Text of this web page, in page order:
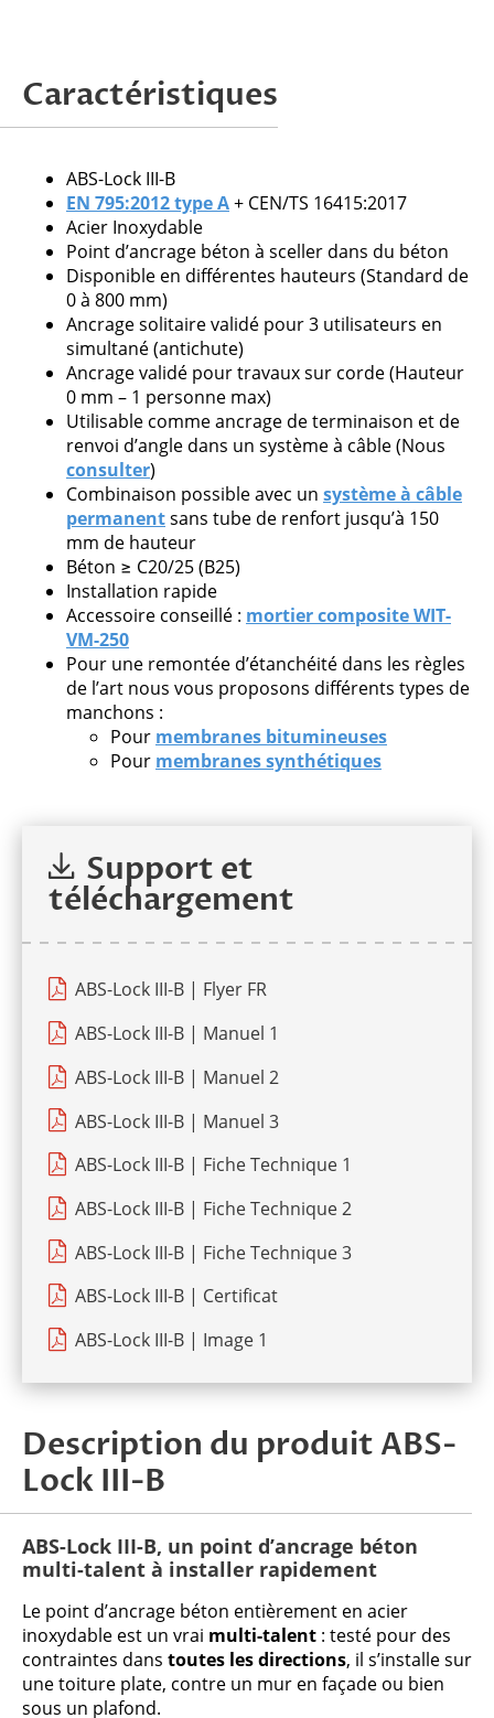
demandes issues de professionnels.
Veuillez
laisser
champ
vide.
Caractéristiques
ABS-Lock III-B
EN 795:2012 type A+ CEN/TS 16415:2017
Acier Inoxydable
Point d’ancrage béton à sceller dans du béton
Disponible en différentes hauteurs (Standard de
0 à 800 mm)
Ancrage solitaire validé pour 3 utilisateurs en
simultané (antichute)
Ancrage validé pour travaux sur corde (Hauteur
0 mm – 1 personne max)
Utilisable comme ancrage de terminaison et de
renvoi d’angle dans un système à câble (Nous
consulter)
Combinaison possible avec un système à câble
permanentsans tube de renfort jusqu’à 150
mm de hauteur
Béton ≥ C20/25 (B25)
Installation rapide
Accessoire conseillé : mortier composite WIT-
VM-250
Pour une remontée d’étanchéité dans les règles
de l’art nous vous proposons différents types de
manchons :
Pour membranes bitumineuses
Pour membranes synthétiques
Support et
téléchargement
ABS-Lock III-B | Flyer FR
ABS-Lock III-B | Manuel 1
ABS-Lock III-B | Manuel 2
ABS-Lock III-B | Manuel 3
ABS-Lock III-B | Fiche Technique 1
ABS-Lock III-B | Fiche Technique 2
ABS-Lock III-B | Fiche Technique 3
ABS-Lock III-B | Certificat
ABS-Lock III-B | Image 1
Description du produit ABS-
Lock III-B
ABS-Lock III-B, un point d’ancrage béton
multi-talent à installer rapidement
Le point d’ancrage béton entièrement en acier
inoxydable est un vrai multi-talent : testé pour des
contraintes dans toutes les directions, il s’installe sur
une toiture plate, contre un mur en façade ou bien
sous un plafond.